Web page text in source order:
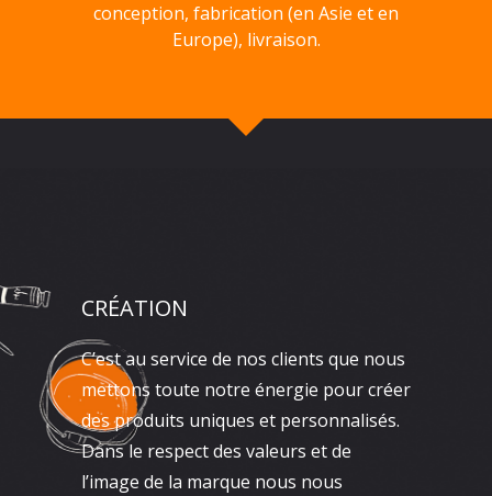
conception, fabrication (en Asie et en
Europe), livraison.
CRÉATION
C’est au service de nos clients que nous
mettons toute notre énergie pour créer
des produits uniques et personnalisés.
Dans le respect des valeurs et de
l’image de la marque nous nous